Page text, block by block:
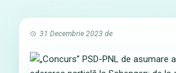
31 Decembrie 2023 de